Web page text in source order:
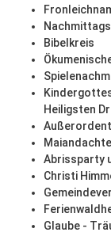
Bibelkreis
Heiligsten
Abrissparty
Christi
Glaube -